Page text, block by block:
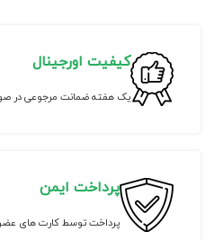
کیفیت اورجینال
یک هفته ضمانت مرجوعی در
پرداخت ایمن
پرداخت توسط کارت های